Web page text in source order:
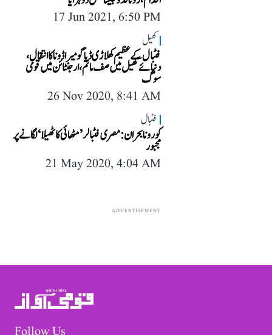
17 Jun 2021, 6:50 PM
کھیل
فٹبال کے عظیم کھلاڑی ڈیاگو میراڈونا کا انتقال،
دنیائے کھیل میں صف ماتم، ارجنٹائن میں قومی
سوگ
26 Nov 2020, 8:41 AM
فٹبال
کورونا بحران: مصری فٹبالر ’مٹھائی کا ٹھیلا‘ لگانے پر
مجبور
21 May 2020, 4:04 AM
ADVERTISEMENT